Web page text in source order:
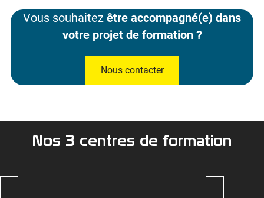
Vous souhaitez être accompagné(e) dans
votre projet de formation ?
Nous contacter
Nos 3 centres de formation